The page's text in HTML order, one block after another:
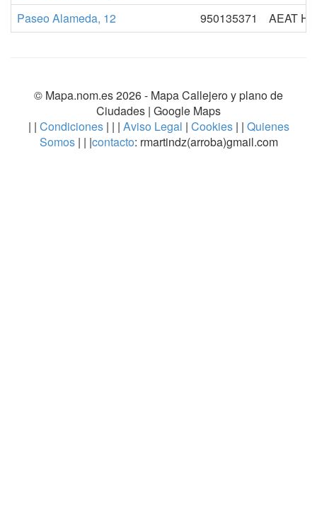
Paseo Alameda, 12
950135371 AEAT
© Mapa.nom.es 2026 - Mapa Callejero y plano de
Ciudades | Google Maps
| | Condiciones| | | Aviso Legal | Cookies | | Quienes
Somos | | |contacto: rmartindz(arroba)gmail.com